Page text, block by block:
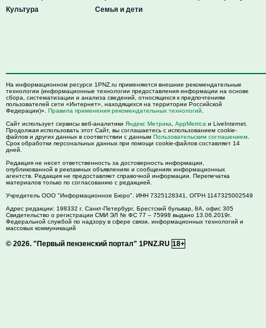
Культура
Семья и дети
На информационном ресурсе 1PNZ.ru применяются внешние рекомендательные
технологии (информационные технологии предоставления информации на основе
сбора, систематизации и анализа сведений, относящихся к предпочтениям
пользователей сети «Интернет», находящихся на территории Российской
Федерации)». Правила применения рекомендательных технологий
Сайт использует сервисы веб-аналитики Яндекс Метрика AppMetrica и LiveInternet.
Продолжая использовать этот Сайт, вы соглашаетесь с использованием cookie-
файлов и других данных в соответствии с данным Пользовательским соглашением
Срок обработки персональных данных при помощи cookie-файлов составляет 14
дней.
Редакция не несет ответственность за достоверность информации,
опубликованной в рекламных объявлениях и сообщениях информационных
агентств. Редакция не предоставляет справочной информации. Перепечатка
материалов только по согласованию с редакцией.
Учредитель ООО "Информационное Бюро". ИНН 7325128341, ОГРН 1147325002549
Адрес редакции: 198332 г. Санкт-Петербург, Брестский бульвар, 8А, офис 305
Свидетельство о регистрации СМИ ЭЛ № ФС 77 – 75998 выдано 13.06.2019г.
Федеральной службой по надзору в сфере связи, информационных технологий и
массовых коммуникаций
© 2026. "Первый пензенский портал" 1PNZ.RU 18+